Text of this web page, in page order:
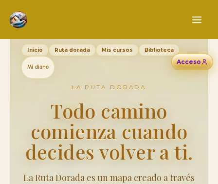
contenido
Inicio Ruta dorada Mis cursos Biblioteca
Mi diario
LA RUTA DORADA
Todo camino
comienza cuando
decides volver a ti.
La Ruta Dorada es un mapa creado a través
Acceso